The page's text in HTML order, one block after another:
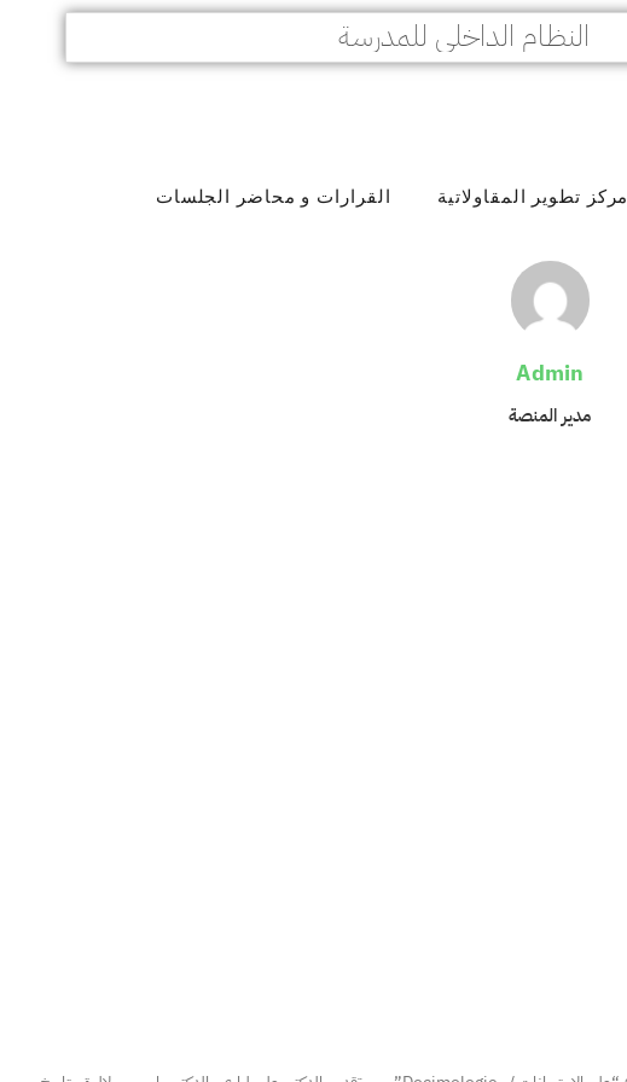
النظام الداخلي للمدرسة
مركز تطوير المقاولاتية القرارات و محاضر الجلسات
Admin
مدير المنصة